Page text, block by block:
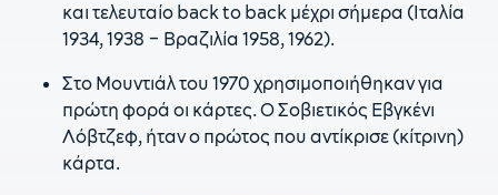
και τελευταίο back to back μέχρι σήμερα (Ιταλία
1934, 1938 – Βραζιλία 1958, 1962).
Στο Μουντιάλ του 1970 χρησιμοποιήθηκαν για
πρώτη φορά οι κάρτες. Ο Σοβιετικός Εβγκένι
Λόβτζεφ, ήταν ο πρώτος που αντίκρισε (κίτρινη)
κάρτα.